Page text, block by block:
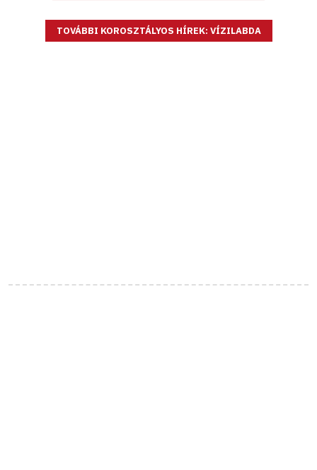
TOVÁBBI KOROSZTÁLYOS HÍREK: VÍZILABDA